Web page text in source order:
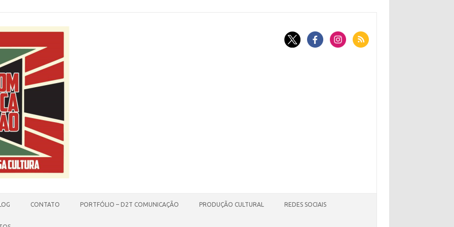
CONTATO PORTFÓLIO – D2T COMUNICAÇÃO PRODUÇÃO CULTURAL REDES SOCIAIS